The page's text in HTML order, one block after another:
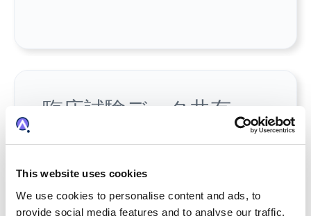
This website uses cookies
We use cookies to personalise content and ads, to
provide social media features and to analyse our traffic.
臨床試験データ共有
ideaPointは、臨床試験データ (CTD) 共有
のオプションを用意しています。